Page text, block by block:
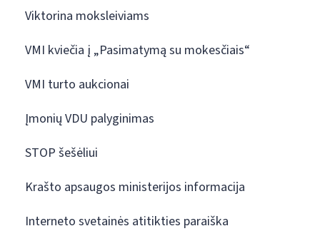
Viktorina moksleiviams
VMI kviečia į „Pasimatymą su mokesčiais“
VMI turto aukcionai
Įmonių VDU palyginimas
STOP šešėliui
Krašto apsaugos ministerijos informacija
Interneto svetainės atitikties paraiška